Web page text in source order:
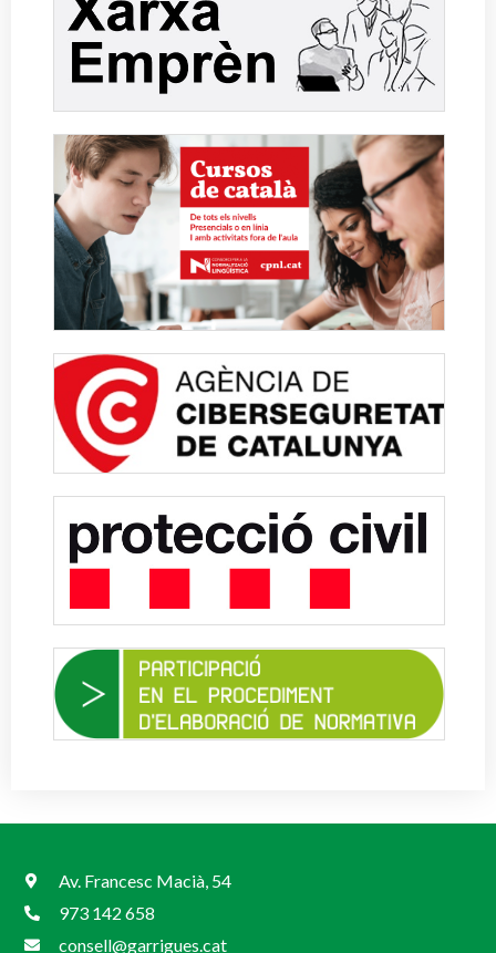
Av. Francesc Macià, 54
973 142 658
consell@garrigues.cat